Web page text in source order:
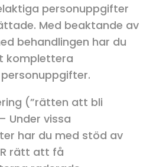
personuppgifter
Med beaktande av
behandlingen har du
komplettera
(”rätten att bli
Under vissa
har du med stöd av
rätt att få